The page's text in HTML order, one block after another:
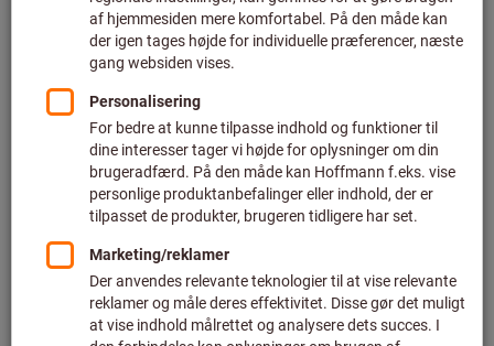
Pris pr. 1 styk
plus fragt
Individuelle priser for erhvervskunder efter
Mindste ordremængde 10 stykker
Bestillingstrin: 10 stykker
I varekurven